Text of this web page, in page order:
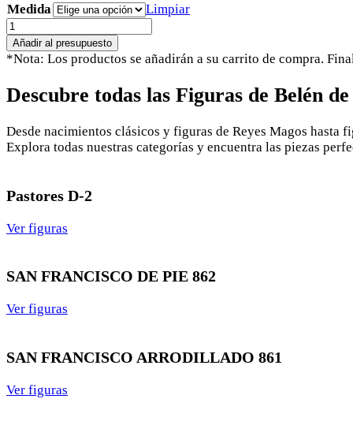
Medida
Limpiar
CAMELLO
+
PASTOR
852
cantidad
Añadir al presupuesto
*Nota: Los productos se añadirán a su carrito de compra.
Descubre todas las Figuras de Belén de
Desde nacimientos clásicos y figuras de Reyes Magos hasta
Explora todas nuestras categorías y encuentra las piezas
Pastores D-2
Ver figuras
SAN FRANCISCO DE PIE 862
Ver figuras
SAN FRANCISCO ARRODILLADO 861
Ver figuras